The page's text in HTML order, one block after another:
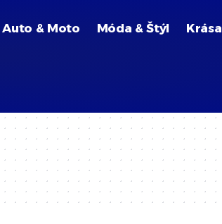
Auto & Moto Móda & Štýl Krása